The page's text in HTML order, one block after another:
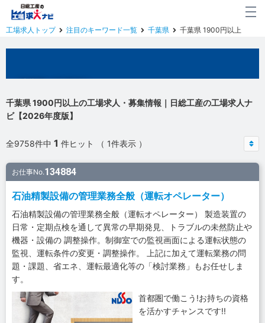
工場求人トップ 注目のキーワード一覧 千葉県 千葉県 1900円以上
千葉県 1900円以上の工場求人・募集情報｜日総工産の工場求人ナ
ビ【2026年度版】
全9758件中 1 件ヒット （ 1件表示 ）
お仕事No.134884
石油精製設備の管理業務全般（運転オペレーター）
石油精製設備の管理業務全般（運転オペレーター） 製造装置の
日常・定期点検を通して異常の早期発見、トラブルの未然防止や
機器・設備の 調整操作。制御室での監視画面による運転状態の
監視、運転条件の変更・調整操作。 上記に加えて運転業務の問
題・課題、省エネ、運転最適化等の「検討業務」もお任せしま
す。
首都圏で働こう!お持ちの資格
を活かすチャンスです!!